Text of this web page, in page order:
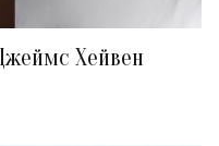
Хейвен